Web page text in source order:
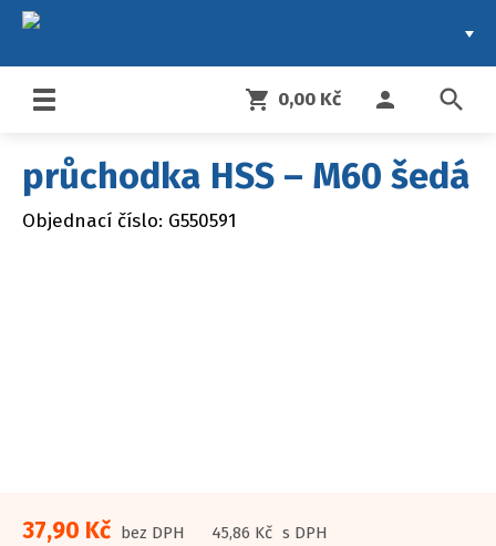
Toggle
search
person
shopping_cart 0,00 Kč
průchodka HSS – M60 šedá
Objednací číslo: G550591
37,90 Kč bez DPH 45,86 Kč s DPH